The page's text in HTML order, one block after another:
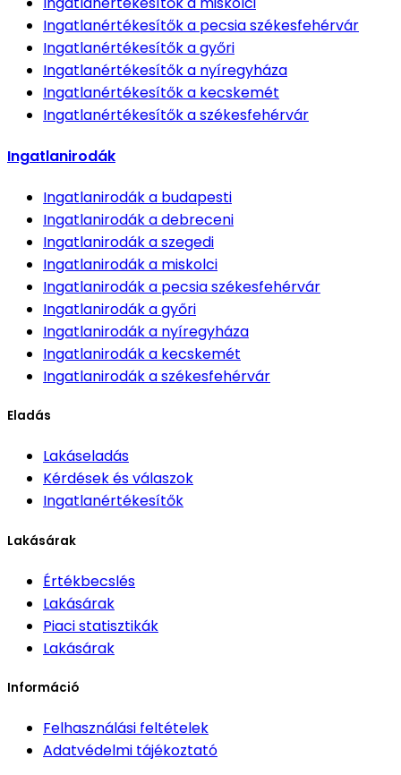
Ingatlanértékesítőka pecsia székesfehérvár
Ingatlanértékesítőka győri
Ingatlanértékesítőka nyíregyháza
Ingatlanértékesítőka kecskemét
Ingatlanértékesítőka székesfehérvár
Ingatlanirodák
Ingatlanirodáka budapesti
Ingatlanirodáka debreceni
Ingatlanirodáka szegedi
Ingatlanirodáka miskolci
Ingatlanirodáka pecsia székesfehérvár
Ingatlanirodáka győri
Ingatlanirodáka nyíregyháza
Ingatlanirodáka kecskemét
Ingatlanirodáka székesfehérvár
Eladás
Lakáseladás
Kérdések és válaszok
Ingatlanértékesítők
Lakásárak
Értékbecslés
Lakásárak
Piaci statisztikák
Lakásárak
Információ
Felhasználási feltételek
Adatvédelmi tájékoztató